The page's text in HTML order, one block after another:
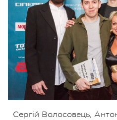
Сергій Волосовець,